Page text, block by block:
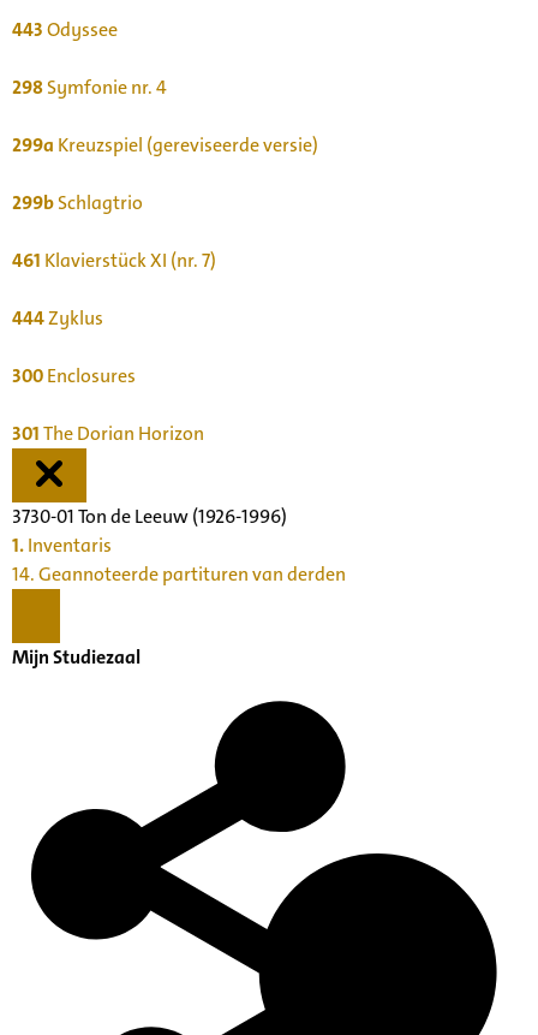
443Odyssee
298Symfonie nr. 4
299a Kreuzspiel (gereviseerde versie)
299bSchlagtrio
461 Klavierstück XI (nr. 7)
444Zyklus
300Enclosures
301The Dorian Horizon
3730-01 Ton de Leeuw (1926-1996)
1.Inventaris
14. Geannoteerde partituren van derden
Mijn Studiezaal